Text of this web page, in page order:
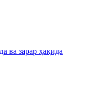
ва зарар ҳақида